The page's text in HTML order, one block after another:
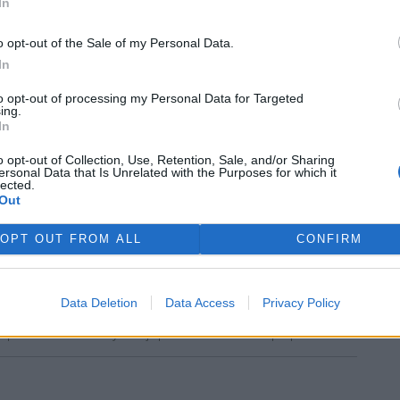
opt-out of the Sale of my Personal Data.
opt-out of processing my Personal Data for Targeted
opt-out of Collection, Use, Retention, Sale, and/or Sharing
Data that Is Unrelated with the Purposes for which it
OPT OUT FROM ALL CONFIRM
Data Deletion Data Access Privacy Policy
vyhrazuje veškerá práva. Publikování nebo další šíření obsahu ze
písemného souhlasu ze strany ČTK.
Rybářství Třeboň
třetina vody, nejvíce v
firmy
uvázly, rybáři jsou bez práce
a postřehy. Tím, že zde publikujete svůj příspěvek, se ale zároveň
porušení si redakce vyhrazuje právo smazat diskusní příspěvěk